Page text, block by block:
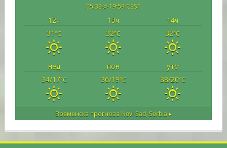
05:33 19:59 CEST
12ч 13ч 14ч
31°C 32°C 32°C
нед пон
уто
34/17°C 36/19°C 38/20°C
Временска прогноза Novi Sad, Serbia ▸